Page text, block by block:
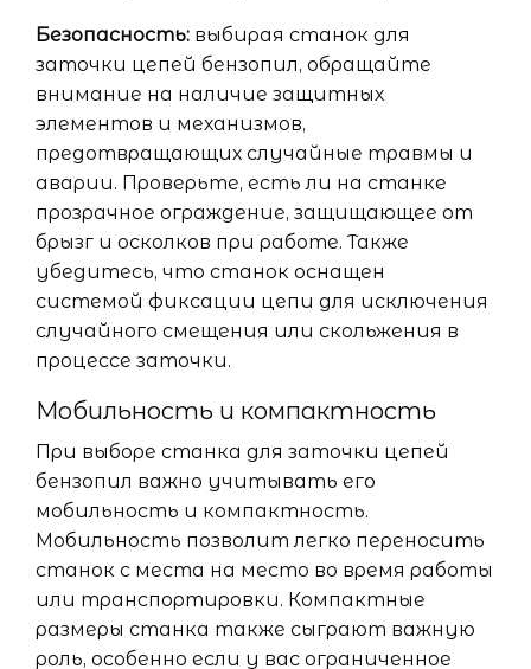
Безопасность: выбирая станок для
заточки цепей бензопил, обращайте
внимание на наличие защитных
элементов и механизмов,
предотвращающих случайные травмы и
аварии. Проверьте, есть ли на станке
прозрачное ограждение, защищающее от
брызг и осколков при работе. Также
убедитесь, что станок оснащен
системой фиксации цепи для исключения
случайного смещения или скольжения в
процессе заточки.
Мобильность и компактность
При выборе станка для заточки цепей
бензопил важно учитывать его
мобильность и компактность.
Мобильность позволит легко переносить
станок с места на место во время работы
или транспортировки. Компактные
размеры станка также сыграют важную
роль, особенно если у вас ограниченное